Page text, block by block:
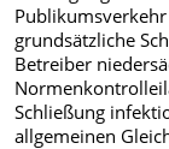
Publikumsverkehr
grundsätzliche
Betreiber
Schließung
allgemeinen